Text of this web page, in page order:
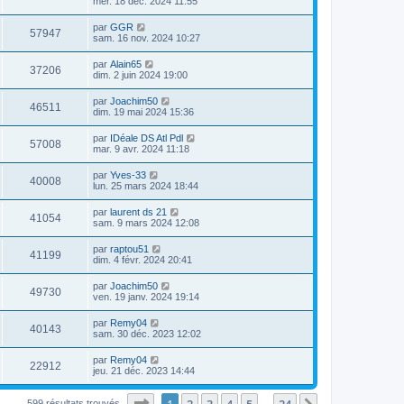
57947 par GGR
sam. 16 nov. 2024 10:27
37206 par Alain65
dim. 2 juin 2024 19:00
46511 par Joachim50
dim. 19 mai 2024 15:36
57008 par IDéale DS Atl Pdl
mar. 9 avr. 2024 11:18
40008 par Yves-33
lun. 25 mars 2024 18:44
41054 par laurent ds 21
sam. 9 mars 2024 12:08
41199 par raptou51
dim. 4 févr. 2024 20:41
49730 par Joachim50
ven. 19 janv. 2024 19:14
40143 par Remy04
sam. 30 déc. 2023 12:02
22912 par Remy04
jeu. 21 déc. 2023 14:44